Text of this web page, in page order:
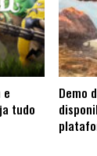
e
tudo
Demo